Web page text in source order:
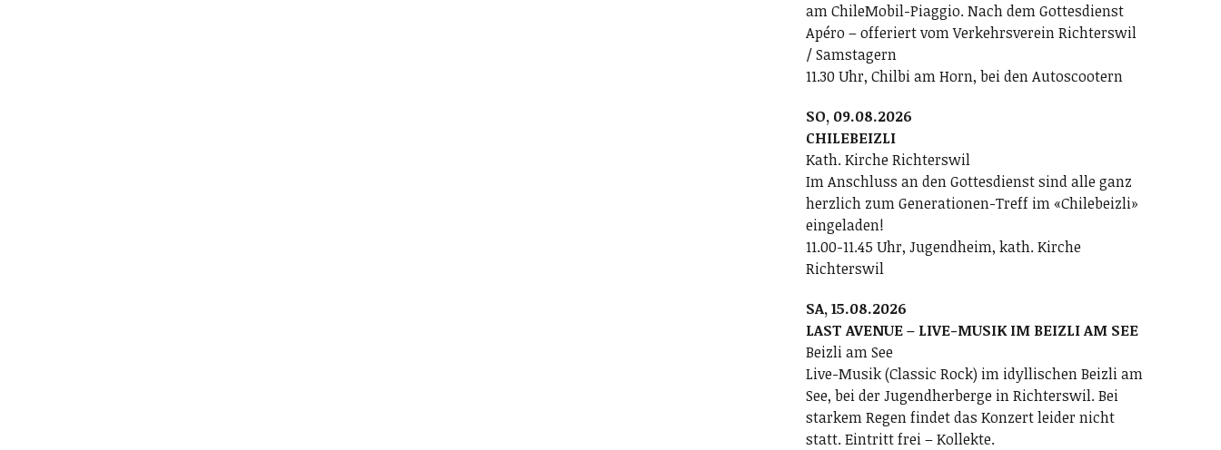
am ChileMobil-Piaggio. Nach dem Gottesdienst
Apéro – offeriert vom Verkehrsverein Richterswil
/ Samstagern
11.30 Uhr, Chilbi am Horn, bei den Autoscootern
SO, 09.08.2026
CHILEBEIZLI
Kath. Kirche Richterswil
Im Anschluss an den Gottesdienst sind alle ganz
herzlich zum Generationen-Treff im «Chilebeizli»
eingeladen!
11.00-11.45 Uhr, Jugendheim, kath. Kirche
Richterswil
SA, 15.08.2026
LAST AVENUE – LIVE-MUSIK IM BEIZLI AM SEE
Beizli am See
Live-Musik (Classic Rock) im idyllischen Beizli am
See, bei der Jugendherberge in Richterswil. Bei
starkem Regen findet das Konzert leider nicht
statt. Eintritt frei – Kollekte.